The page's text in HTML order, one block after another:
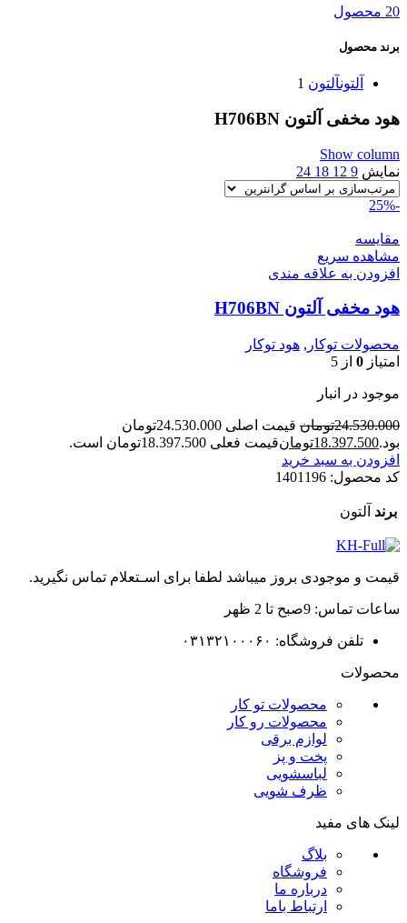
20 محصول
برند محصول
آلتونآلتون 1
هود مخفی آلتون H706BN
Show column
نمایش 9
12
18
24
-25%
مقایسه
مشاهده سریع
افزودن به علاقه مندی
هود مخفی آلتون H706BN
محصولات توکار , هود توکار
امتیاز 0 از 5
موجود در انبار
24.530.000تومان
قیمت اصلی 24.530.000تومان
بود.18.397.500تومانقیمت فعلی 18.397.500تومان است.
افزودن به سبد خرید
کد محصول: 1401196
برند آلتون
قیمت و موجودی بروز میباشد لطفا برای اسـتعلام تماس نگیرید.
ساعات تماس: 9صبح تا 2 ظهر
تلفن فروشگاه: ۰۳۱۳۲۱۰۰۰۶۰
محصولات
محصولات تو کار
محصولات رو کار
لوازم برقی
پخت و پز
لباسشویی
ظرف شویی
لینک های مفید
بلاگ
فروشگاه
درباره ما
ارتباط باما